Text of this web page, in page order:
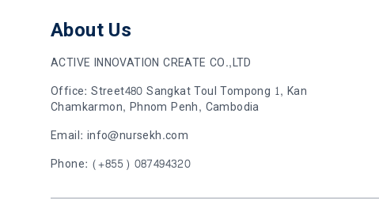
About Us
ACTIVE INNOVATION CREATE CO.,LTD
Office: Street480 Sangkat Toul Tompong 1, Kan
Chamkarmon, Phnom Penh, Cambodia
Email: info@nursekh.com
Phone: (+855) 087494320